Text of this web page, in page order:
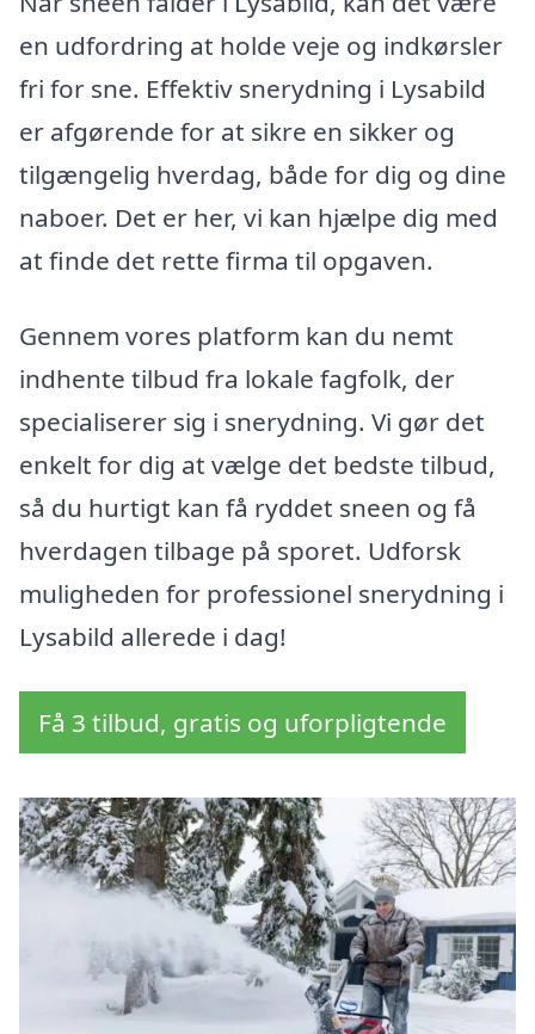
en udfordring at holde veje og indkørsler
fri for sne. Effektiv snerydning i Lysabild
er afgørende for at sikre en sikker og
tilgængelig hverdag, både for dig og dine
naboer. Det er her, vi kan hjælpe dig med
at finde det rette firma til opgaven.
Gennem vores platform kan du nemt
indhente tilbud fra lokale fagfolk, der
specialiserer sig i snerydning. Vi gør det
enkelt for dig at vælge det bedste tilbud,
så du hurtigt kan få ryddet sneen og få
hverdagen tilbage på sporet. Udforsk
muligheden for professionel snerydning i
Lysabild allerede i dag!
Få 3 tilbud, gratis og uforpligtende